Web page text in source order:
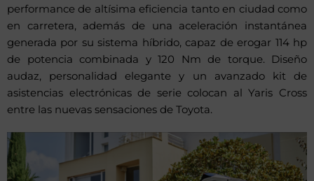
performance de altísima eficiencia tanto en ciudad como
en carretera, además de una aceleración instantánea
generada por su sistema híbrido, capaz de erogar 114 hp
de potencia combinada y 120 Nm de torque. Diseño
audaz, personalidad elegante y un avanzado kit de
asistencias electrónicas de serie colocan al Yaris Cross
entre las nuevas sensaciones de Toyota.